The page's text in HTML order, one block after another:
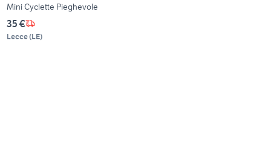
Mini Cyclette Pieghevole
35 €
Lecce(LE)